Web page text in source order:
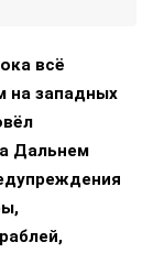
всё
на западных
Дальнем